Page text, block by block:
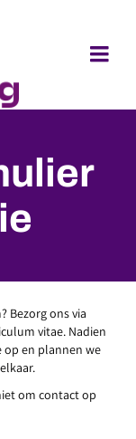
Bezorg ons via
vitae. Nadien
op en plannen we
om contact op